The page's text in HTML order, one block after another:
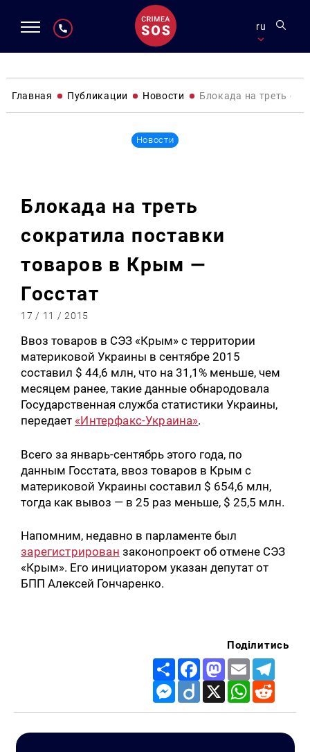
ru
Главная Публикации Новости Блокада на треть
Новости
Блокада на треть
сократила поставки
товаров в Крым —
Госстат
17 / 11 / 2015
Ввоз товаров в СЭЗ «Крым» с территории
материковой Украины в сентябре 2015
составил $ 44,6 млн, что на 31,1% меньше, чем
месяцем ранее, такие данные обнародовала
Государственная служба статистики Украины,
передает «Интерфакс-Украина».
Всего за январь-сентябрь этого года, по
данным Госстата, ввоз товаров в Крым с
материковой Украины составил $ 654,6 млн,
тогда как вывоз — в 25 раз меньше, $ 25,5 млн.
Напомним, недавно в парламенте был
зарегистрирован законопроект об отмене СЭЗ
«Крым». Его инициатором указан депутат от
БПП Алексей Гончаренко.
Поділитись
Share FacebookMastodon
Email
Messenger
Diigo X WhatsApp